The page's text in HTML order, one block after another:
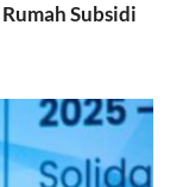
Subsidi